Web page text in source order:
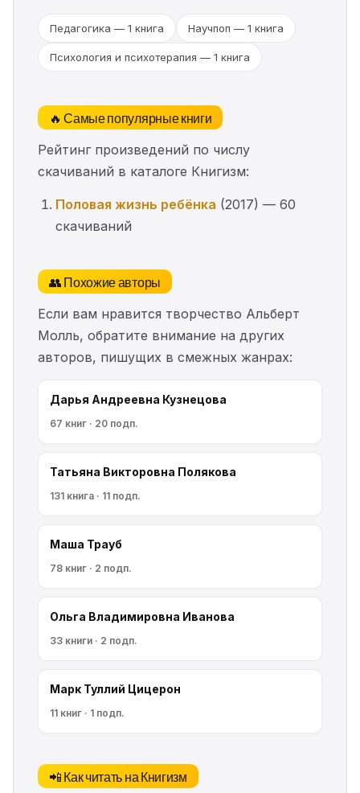
Педагогика — 1 книга Научпоп — 1 книга
Психология и психотерапия — 1 книга
🔥 Самые популярные книги
Рейтинг произведений по числу
скачиваний в каталоге Книгизм:
Половая жизнь ребёнка (2017) — 60
скачиваний
👥 Похожие авторы
Если вам нравится творчество Альберт
Молль, обратите внимание на других
авторов, пишущих в смежных жанрах:
Дарья Андреевна Кузнецова
67 книг · 20 подп.
Татьяна Викторовна Полякова
131 книга · 11 подп.
Маша Трауб
78 книг · 2 подп.
Ольга Владимировна Иванова
33 книги · 2 подп.
Марк Туллий Цицерон
11 книг · 1 подп.
📲 Как читать на Книгизм